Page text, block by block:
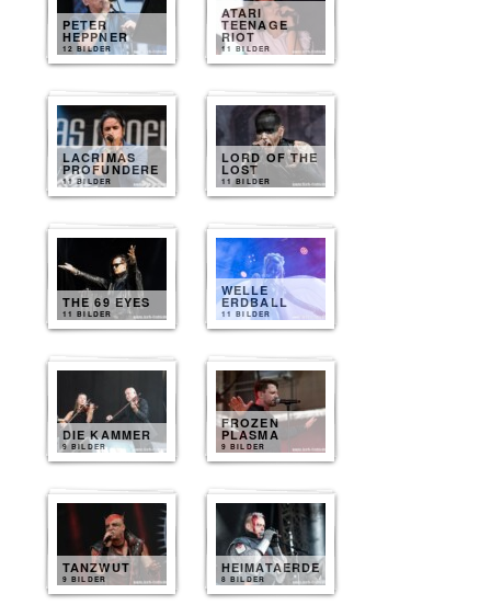
PETER
HEPPNER
12 BILDER
ATARI
TEENAGE
RIOT
11 BILDER
LACRIMAS
PROFUNDERE
11 BILDER
LORD OF THE
LOST
11 BILDER
THE 69 EYES
11 BILDER
WELLE
ERDBALL
11 BILDER
DIE KAMMER
9 BILDER
FROZEN
PLASMA
9 BILDER
TANZWUT
9 BILDER
HEIMATAERDE
8 BILDER